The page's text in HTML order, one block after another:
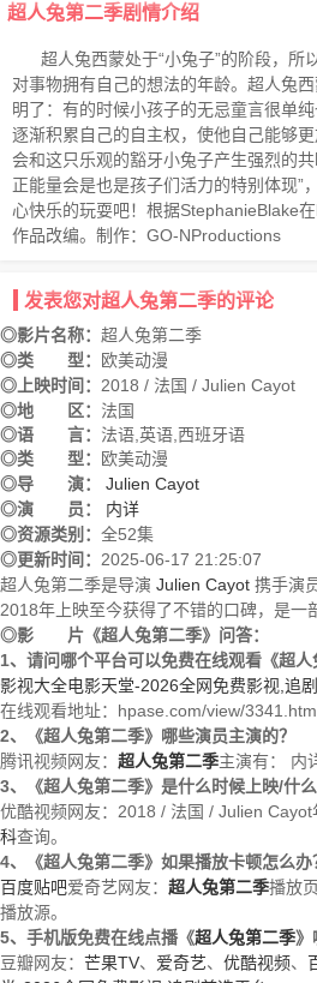
超人兔第二季剧情介绍
超人兔西蒙处于“小兔子”的阶段，所
对事物拥有自己的想法的年龄。超人兔
明了：有的时候小孩子的无忌童言很单
逐渐积累自己的自主权，使他自己能够
会和这只乐观的豁牙小兔子产生强烈的
正能量会是也是孩子们活力的特别体现”
心快乐的玩耍吧！根据StephanieBlake
作品改编。制作：GO-NProductions
发表您对超人兔第二季的评论
◎影片名称： 超人兔第二季
◎类 型：
欧美动漫
◎上映时间： 2018 / 法国 / Julien Cayot
◎地 区： 法国
◎语 言： 法语,英语,西班牙语
◎类 型：
欧美动漫
◎导 演：
Julien Cayot
◎演 员：
内详
◎资源类别： 全52集
◎更新时间： 2025-06-17 21:25:07
超人兔第二季是导演 Julien Cayot 携手演
2018年上映至今获得了不错的口碑，是一
◎影 片《超人兔第二季》问答：
1、请问哪个平台可以免费在线观看《超
影视大全电影天堂-2026全网免费影视,追
在线观看地址：hpase.com/view/
2、《超人兔第二季》哪些演员主演的？
腾讯视频网友： 超人兔第二季主演有： 内
3、《超人兔第二季》是什么时候上映/什么
优酷视频网友：2018 / 法国 / Julien
科查询。
4、《超人兔第二季》如果播放卡顿怎么办
百度贴吧爱奇艺网友： 超人兔第二季播放
播放源。
5、手机版免费在线点播《超人兔第二季》
豆瓣网友： 芒果TV、 爱奇艺、 优酷视频、